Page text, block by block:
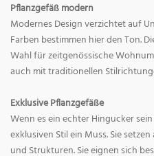
Pflanzgefäß modern
Modernes Design verzichtet auf
Farben bestimmen hier den Ton.
Wahl für zeitgenössische
auch mit traditionellen
Exklusive Pflanzgefäße
Wenn es ein echter Hingucker
exklusiven Stil ein Muss. Sie
und Strukturen. Sie eignen sich